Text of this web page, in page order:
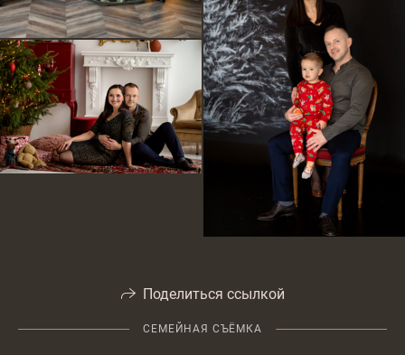
Поделиться ссылкой
СЕМЕЙНАЯ СЪЁМКА